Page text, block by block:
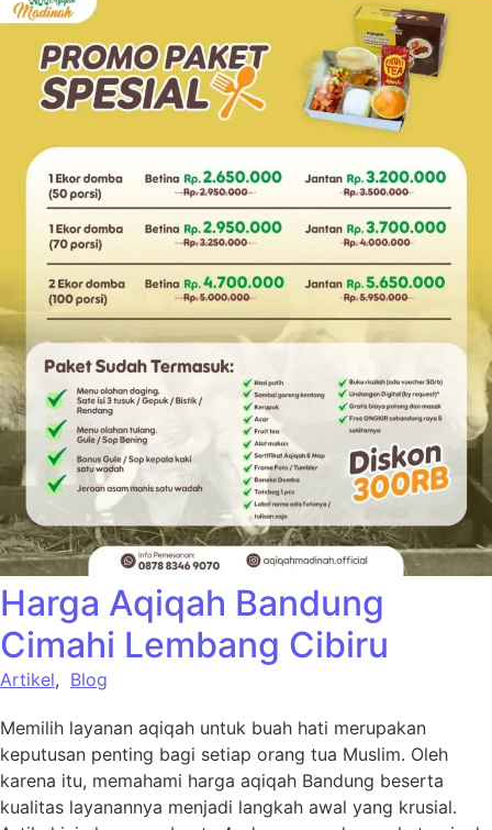
Harga Aqiqah Bandung
Cimahi Lembang Cibiru
Artikel, Blog
Memilih layanan aqiqah untuk buah hati merupakan
keputusan penting bagi setiap orang tua Muslim. Oleh
karena itu, memahami harga aqiqah Bandung beserta
kualitas layanannya menjadi langkah awal yang krusial.